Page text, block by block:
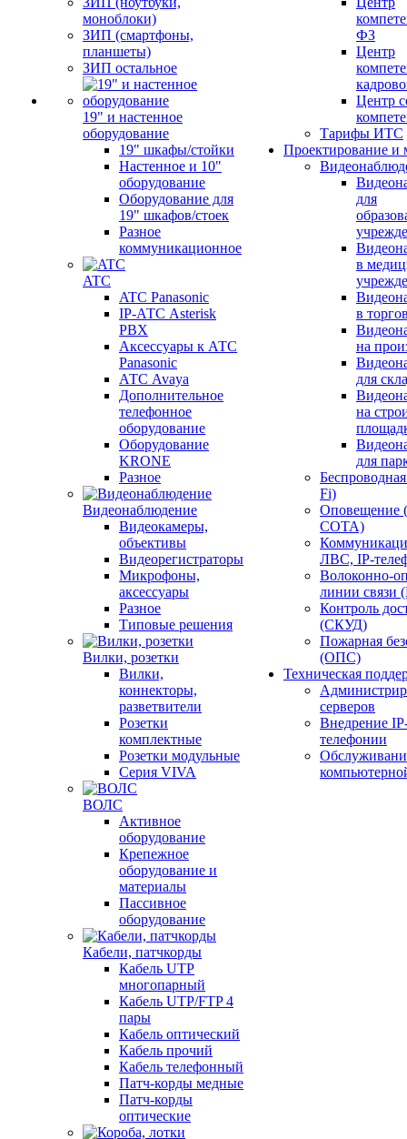
моноблоки)
ЗИП (смартфоны,
планшеты)
ЗИП остальное
19" и настенное
оборудование
19" шкафы/стойки
Настенное и 10"
оборудование
Оборудование для
19" шкафов/стоек
Разное
коммуникационное
ATC
ATC Panasonic
IP-АТС Asterisk
PBX
Аксессуары к АТС
Panasonic
АТС Avaya
Дополнительное
телефонное
оборудование
Оборудование
KRONE
Разное
Видеонаблюдение
Видеокамеры,
объективы
Видеорегистраторы
Микрофоны,
аксессуары
Разное
Типовые решения
Вилки, розетки
Вилки,
коннекторы,
разветвители
Розетки
комплектные
Розетки модульные
Серия VIVA
ВОЛС
Активное
оборудование
Крепежное
оборудование и
материалы
Пассивное
оборудование
Кабели, патчкорды
Кабель UTP
многопарный
Кабель UTP/FTP 4
пары
Кабель оптический
Кабель прочий
Кабель телефонный
Патч-корды медные
Патч-корды
оптические
ФЗ
Центр
Центр
Тарифы ИТС
Проектирование и
для
в
в
на
для
на
для
Fi)
СОТА)
ЛВС, IP-
Волоконно-
линии
Контроль
(СКУД)
Пожарная
(ОПС)
Техническая
серверов
Внедрение
телефонии